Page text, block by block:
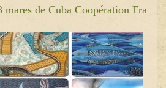
de Cuba Coopération Fra